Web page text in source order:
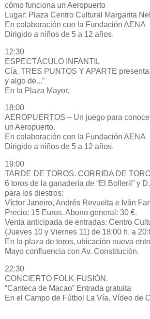
cómo funciona un Aeropuerto
Lugar: Plaza Centro Cultural Margarita
En colaboración con la Fundación AENA
Dirigido a niños de 5 a 12 años.
12:30
ESPECTÁCULO INFANTIL
Cía. TRES PUNTOS Y APARTE
y algo de...”
En la Plaza Mayor.
18:00
AEROPUERTOS – Un juego para
un Aeropuerto.
En colaboración con la Fundación AENA
Dirigido a niños de 5 a 12 años.
19:00
TARDE DE TOROS. CORRIDA DE
6 toros de la ganadería de “El Bolleril” y
para los diestros:
Víctor Janeiro, Andrés Revuelta e Iván
Precio: 15 Euros. Abono general: 30 €.
Venta anticipada de entradas: Centro
(Jueves 10 y Viernes 11) de 18:00 h. a
En la plaza de toros, ubicación nueva
Mayo confluencia con Av. Constitución.
22:30
CONCIERTO FOLK-FUSIÓN.
“Canteca de Macao” Entrada gratuita
En el Campo de Fútbol La Vía. Vídeo de